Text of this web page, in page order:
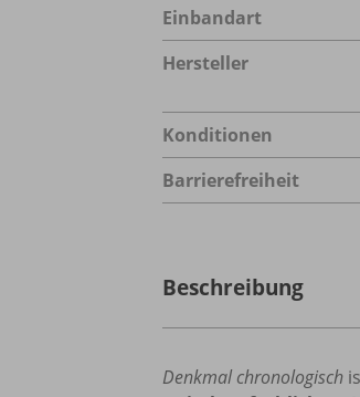
Einbandart
Hersteller
Konditionen
Barrierefreiheit
Beschreibung
Denkmal chronologisch